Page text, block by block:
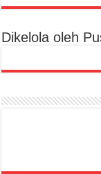
Dikelola oleh